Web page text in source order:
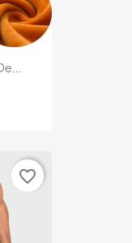
favorite_border